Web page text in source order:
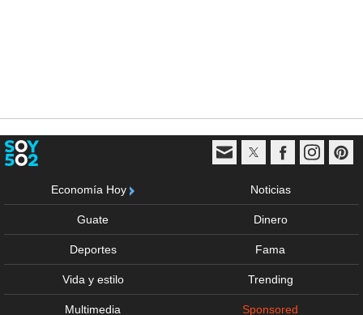
Economía Hoy Noticias
Guate Dinero
Deportes Fama
Vida y estilo Trending
Multimedia Sponsored